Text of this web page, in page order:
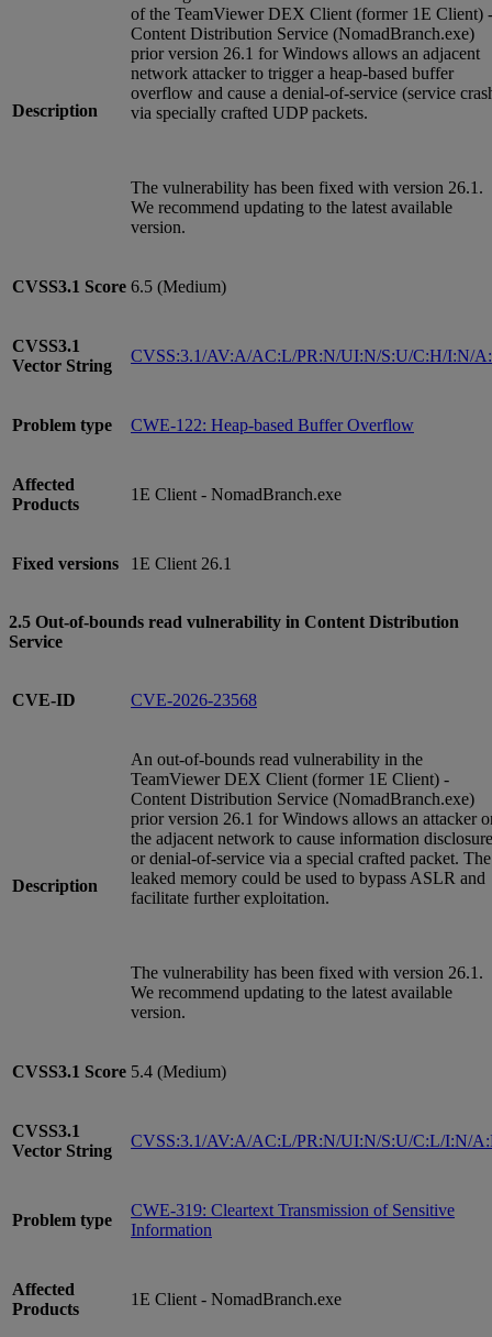
Description
of the TeamViewer DEX Client (former 1E Client) -
Content Distribution Service (NomadBranch.exe)
prior version 26.1 for Windows allows an adjacent
network attacker to trigger a heap-based buffer
overflow and cause a denial-of-service (service
via specially crafted UDP packets.
The vulnerability has been fixed with version 26.1.
We recommend updating to the latest available
version.
CVSS3.1 Score 6.5 (Medium)
CVSS3.1
Vector String
CVSS:3.1/AV:A/AC:L/PR:N/UI:N/S:U/C:H/I:N/
Problem type CWE-122: Heap-based Buffer Overflow
Affected
Products
1E Client - NomadBranch.exe
Fixed versions 1E Client 26.1
2.5 Out-of-bounds read vulnerability in Content Distribution
Service
CVE-ID CVE-2026-23568
Description
An out-of-bounds read vulnerability in the
TeamViewer DEX Client (former 1E Client) -
Content Distribution Service (NomadBranch.exe)
prior version 26.1 for Windows allows an attacker
the adjacent network to cause information disclosure
or denial-of-service via a special crafted packet. The
leaked memory could be used to bypass ASLR and
facilitate further exploitation.
The vulnerability has been fixed with version 26.1.
We recommend updating to the latest available
version.
CVSS3.1 Score 5.4 (Medium)
CVSS3.1
Vector String
CVSS:3.1/AV:A/AC:L/PR:N/UI:N/S:U/C:L/I:N/
Problem type
CWE-319: Cleartext Transmission of Sensitive
Information
Affected
Products
1E Client - NomadBranch.exe